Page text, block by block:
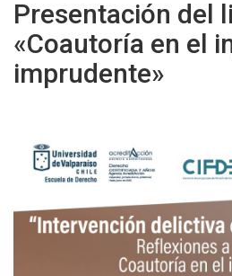
Presentación del
«Coautoría en el
imprudente»